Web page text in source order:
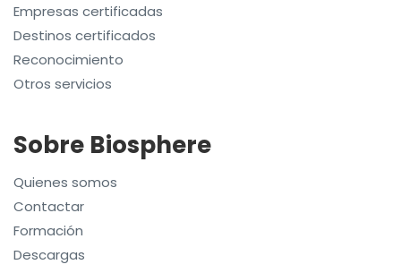
Empresas certificadas
Destinos certificados
Reconocimiento
Otros servicios
Sobre Biosphere
Quienes somos
Contactar
Formación
Descargas